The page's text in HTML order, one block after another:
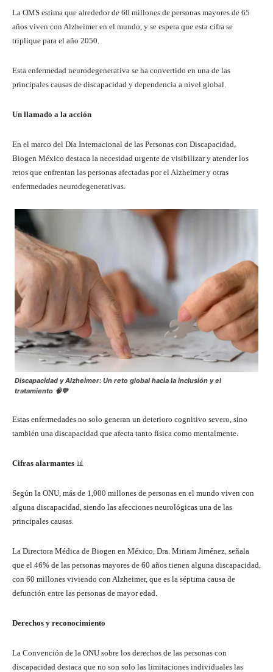
La OMS estima que alrededor de 60 millones de personas mayores de 65
años viven con Alzheimer en el mundo, y se espera que esta cifra se
triplique para el año 2050.
Esta enfermedad neurodegenerativa se ha convertido en una de las
principales causas de discapacidad y dependencia a nivel global.
Un llamado a la acción
En el marco del Día Internacional de las Personas con Discapacidad,
Biogen México destaca la necesidad urgente de visibilizar y atender los
retos que enfrentan las personas afectadas por el Alzheimer y otras
enfermedades neurodegenerativas.
Discapacidad y Alzheimer: Un reto global hacia la inclusión y el
tratamiento 🧠💙
Estas enfermedades no solo generan un deterioro cognitivo severo, sino
también una discapacidad que afecta tanto física como mentalmente.
Cifras alarmantes 📊
Según la ONU, más de 1,000 millones de personas en el mundo viven con
alguna discapacidad, siendo las afecciones neurológicas una de las
principales causas.
La Directora Médica de Biogen en México, Dra. Miriam Jiménez, señala
que el 46% de las personas mayores de 60 años tienen alguna discapacidad,
con 60 millones viviendo con Alzheimer, que es la séptima causa de
defunción entre las personas de mayor edad.
Derechos y reconocimiento
La Convención de la ONU sobre los derechos de las personas con
discapacidad destaca que no son solo las limitaciones individuales las